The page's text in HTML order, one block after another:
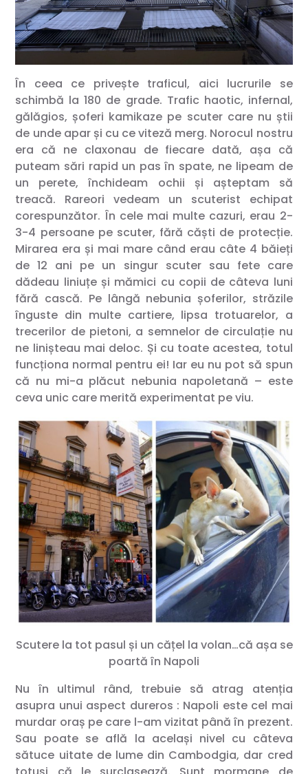
În ceea ce privește traficul, aici lucrurile se
schimbă la 180 de grade. Trafic haotic, infernal,
gălăgios, șoferi kamikaze pe scuter care nu știi
de unde apar și cu ce viteză merg. Norocul nostru
era că ne claxonau de fiecare dată, așa că
puteam sări rapid un pas în spate, ne lipeam de
un perete, închideam ochii și așteptam să
treacă. Rareori vedeam un scuterist echipat
corespunzător. În cele mai multe cazuri, erau 2-
3-4 persoane pe scuter, fără căști de protecție.
Mirarea era și mai mare când erau câte 4 băieți
de 12 ani pe un singur scuter sau fete care
dădeau liniuțe și mămici cu copii de câteva luni
fără cască. Pe lângă nebunia șoferilor, străzile
înguste din multe cartiere, lipsa trotuarelor, a
trecerilor de pietoni, a semnelor de circulație nu
ne linișteau mai deloc. Și cu toate acestea, totul
funcționa normal pentru ei! Iar eu nu pot să spun
că nu mi-a plăcut nebunia napoletană – este
ceva unic care merită experimentat pe viu.
Scutere la tot pasul și un cățel la volan…că așa se
poartă în Napoli
Nu în ultimul rând, trebuie să atrag atenția
asupra unui aspect dureros : Napoli este cel mai
murdar oraș pe care l-am vizitat până în prezent.
Sau poate se află la același nivel cu câteva
sătuce uitate de lume din Cambodgia, dar cred